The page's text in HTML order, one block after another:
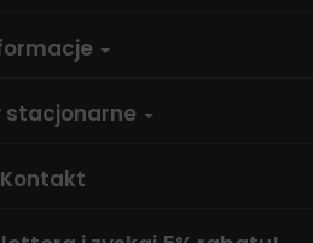
stacjonarne
Kontakt